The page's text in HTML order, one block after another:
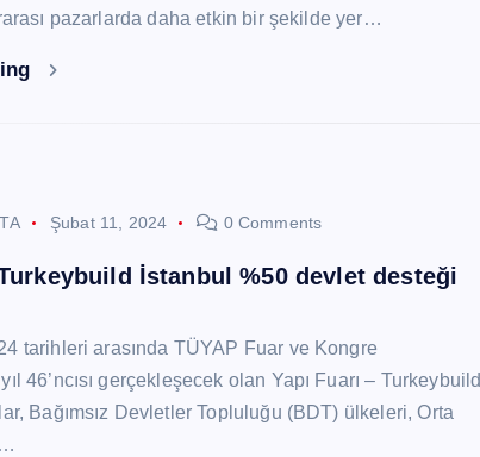
pazarlarda daha etkin bir şekilde yer…
Şubat 11, 2024 0 Comments
Turkeybuild İstanbul %50 devlet desteği
tarihleri arasında TÜYAP Fuar ve Kongre
46’ncısı gerçekleşecek olan Yapı Fuarı – Turkeybuild
Bağımsız Devletler Topluluğu (BDT) ülkeleri, Orta